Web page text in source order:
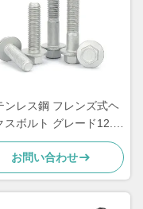
ンレス鋼 フレンズ式ヘ
スボルト グレード12.9
自動車ボルト 半糸
お問い合わせ